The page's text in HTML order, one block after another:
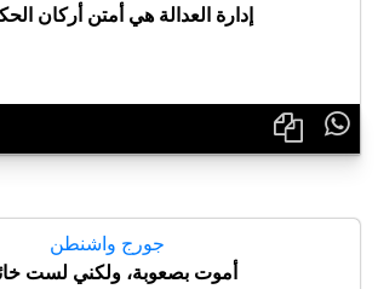
إدارة العدالة هي أمتن أركان

جورج واشنطن
أموت بصعوبة، ولكني لست